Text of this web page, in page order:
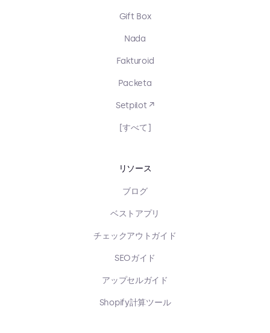
Gift Box
Nada
Fakturoid
Packeta
Setpilot ↗
[すべて]
リソース
ブログ
ベストアプリ
チェックアウトガイド
SEOガイド
アップセルガイド
Shopify計算ツール